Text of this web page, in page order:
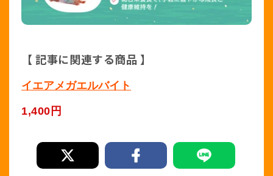
【 記事に関連する商品 】
イエアメガエルバイト
1,400円